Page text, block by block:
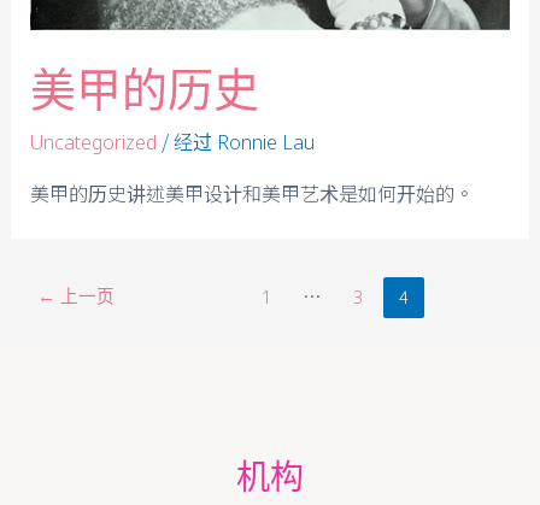
美甲的历史
Uncategorized / 经过 Ronnie Lau
美甲的历史讲述美甲设计和美甲艺术是如何开始的。
← 上一页 1 … 3 4
机构